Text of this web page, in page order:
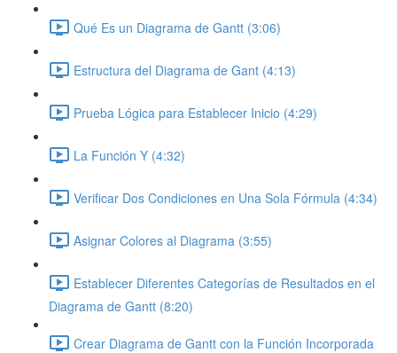
Qué Es un Diagrama de Gantt (3:06)
Estructura del Diagrama de Gant (4:13)
Prueba Lógica para Establecer Inicio (4:29)
La Función Y (4:32)
Verificar Dos Condiciones en Una Sola Fórmula (4:34)
Asignar Colores al Diagrama (3:55)
Establecer Diferentes Categorías de Resultados en el
Diagrama de Gantt (8:20)
Crear Diagrama de Gantt con la Función Incorporada